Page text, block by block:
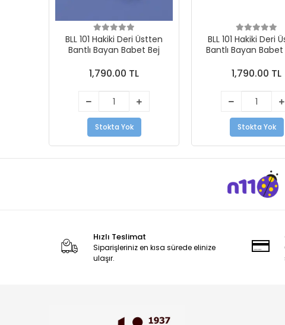
BLL 101 Hakiki Deri Üstten
Bantlı Bayan Babet Bej
1,790.00 TL
Stokta Yok
BLL 101 Hakiki Deri
Bantlı Bayan
1,790.00 TL
Stokta Yok
Hızlı Teslimat
Siparişleriniz en kısa sürede elinize
ulaşır.